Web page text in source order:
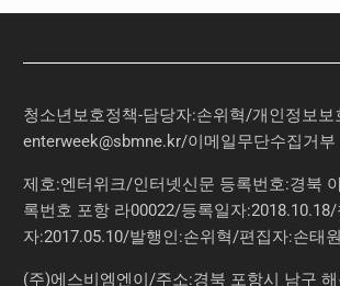
청소년보호정책-담당자:손위혁/개인정보보
enterweek@sbmne.kr/이메일무단수집거부
제호:엔터위크/인터넷신문 등록번호:경북
록번호 포항 라00022/등록일자:2018.10.18/
자:2017.05.10/발행인:손위혁/편집자:손태원
(주)에스비엠엔이/주소:경북 포항시 남구